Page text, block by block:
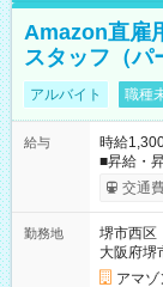
Amazon直雇
スタッフ（パ
アルバイト 職種
給与
時給
■昇給・
まで昇給の機会が
月25日
☆Amazon直雇
あり 試
です。
交通
勤務地
堺市西区
大阪府堺
アマ